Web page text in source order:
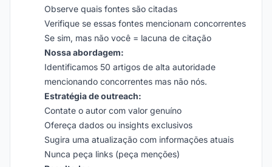
Observe quais fontes são citadas
Verifique se essas fontes mencionam concorrentes
Se sim, mas não você = lacuna de citação
Nossa abordagem:
Identificamos 50 artigos de alta autoridade
mencionando concorrentes mas não nós.
Estratégia de outreach:
Contate o autor com valor genuíno
Ofereça dados ou insights exclusivos
Sugira uma atualização com informações atuais
Nunca peça links (peça menções)